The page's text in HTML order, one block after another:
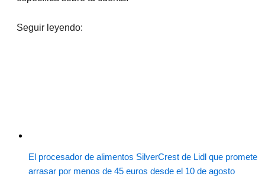
Seguir leyendo:
El procesador de alimentos SilverCrest de Lidl que promete
arrasar por menos de 45 euros desde el 10 de agosto